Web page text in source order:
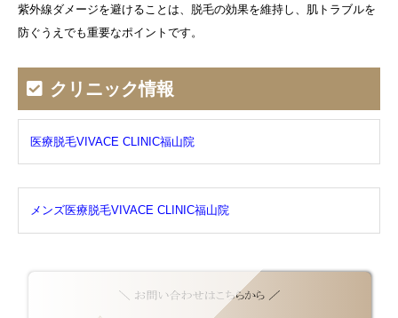
紫外線ダメージを避けることは、脱毛の効果を維持し、肌トラブルを
防ぐうえでも重要なポイントです。
クリニック情報
医療脱毛VIVACE CLINIC福山院
メンズ医療脱毛VIVACE CLINIC福山院